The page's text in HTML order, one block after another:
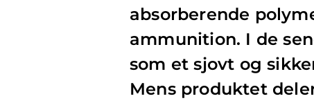
absorberende
ammunition. I de
som et sjovt og
Mens produktet